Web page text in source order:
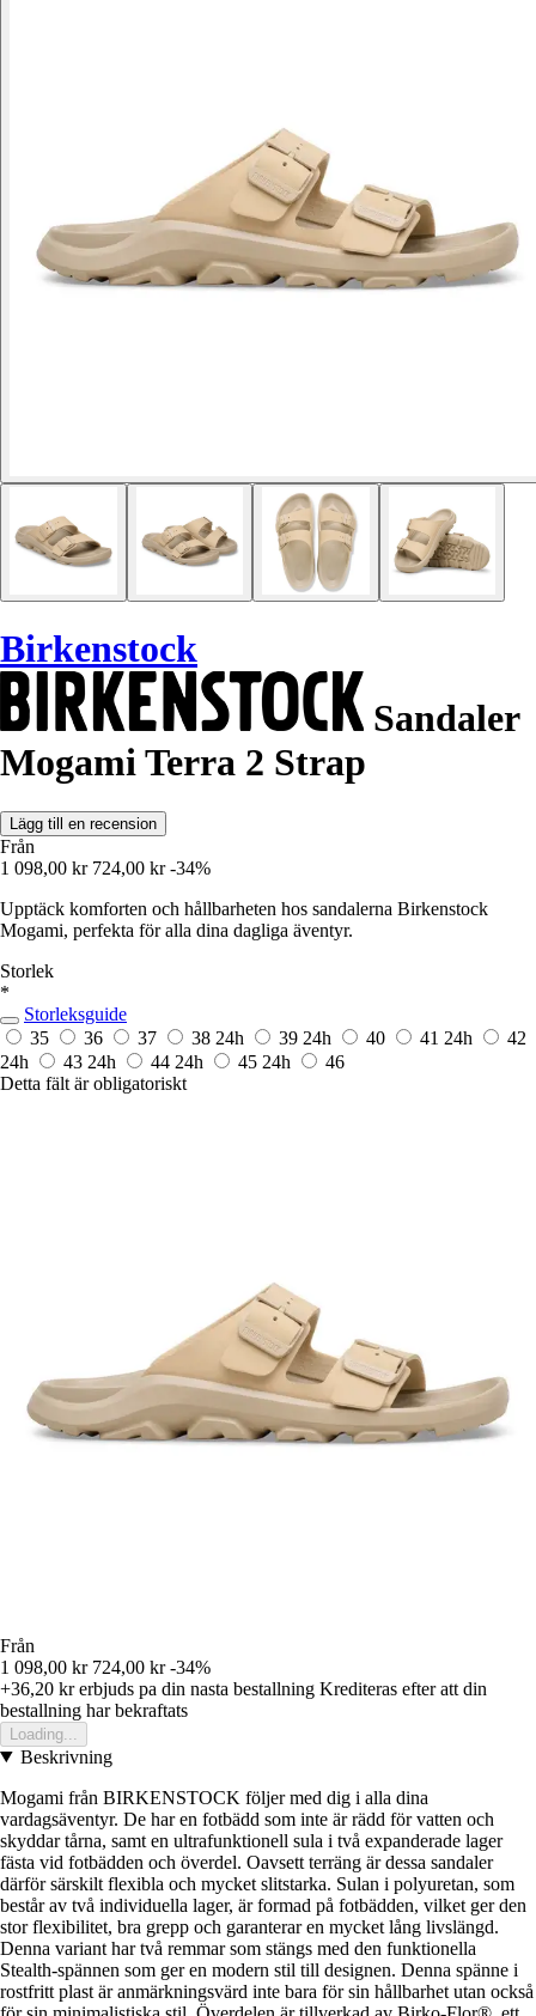
Birkenstock
Sandaler
Mogami Terra 2 Strap
Lägg till en recension
Från
1 098,00 kr 724,00 kr -34%
Upptäck komforten och hållbarheten hos sandalerna Birkenstock
Mogami, perfekta för alla dina dagliga äventyr.
Storlek
*
Storleksguide
35
36 37 38 24h 39 24h 40 41 24h
42
24h
43 24h 44 24h 45 24h
46
Detta fält är obligatoriskt
Från
1 098,00 kr 724,00 kr -34%
+36,20 krerbjuds pa din nasta bestallning Krediteras efter att din
bestallning har bekraftats
Loading...
Beskrivning
Mogami från BIRKENSTOCK följer med dig i alla dina
vardagsäventyr. De har en fotbädd som inte är rädd för vatten och
skyddar tårna, samt en ultrafunktionell sula i två expanderade lager
fästa vid fotbädden och överdel. Oavsett terräng är dessa sandaler
därför särskilt flexibla och mycket slitstarka. Sulan i polyuretan, som
består av två individuella lager, är formad på fotbädden, vilket ger den
stor flexibilitet, bra grepp och garanterar en mycket lång livslängd.
Denna variant har två remmar som stängs med den funktionella
Stealth-spännen som ger en modern stil till designen. Denna spänne i
rostfritt plast är anmärkningsvärd inte bara för sin hållbarhet utan också